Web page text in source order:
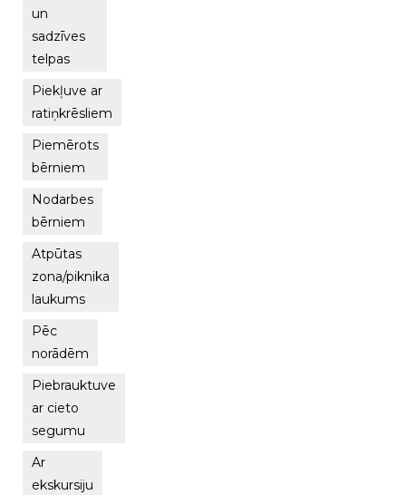
un
sadzīves
telpas
Piekļuve ar
ratiņkrēsliem
Piemērots
bērniem
Nodarbes
bērniem
Atpūtas
zona/piknika
laukums
Pēc
norādēm
Piebrauktuve
ar cieto
segumu
Ar
ekskursiju